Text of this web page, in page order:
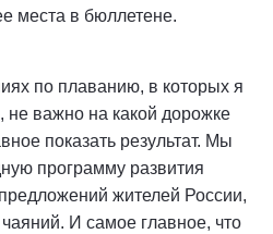
места в бюллетене.
по плаванию, в которых я
не важно на какой дорожке
показать результат. Мы
программу развития
жителей России,
И самое главное, что